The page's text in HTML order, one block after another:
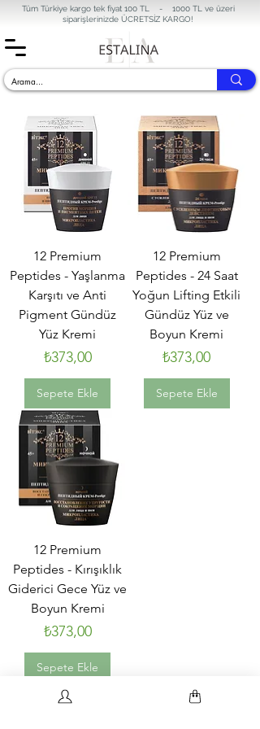
Tüm Türkiye kargo tek fiyat 100 TL - 1000 TL ve üzeri
siparişlerinizde ÜCRETSİZ KARGO!
12 Premium
Peptides - Yaşlanma
Karşıtı ve Anti
Pigment Gündüz
Yüz Kremi
Fiyat
₺373,00
Sepete Ekle
12 Premium
Peptides - 24 Saat
Yoğun Lifting Etkili
Gündüz Yüz ve
Boyun Kremi
Fiyat
₺373,00
Sepete Ekle
12 Premium
Peptides - Kırışıklık
Giderici Gece Yüz ve
Boyun Kremi
Fiyat
₺373,00
Sepete Ekle